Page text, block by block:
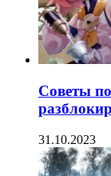
Советы
31.10.2023